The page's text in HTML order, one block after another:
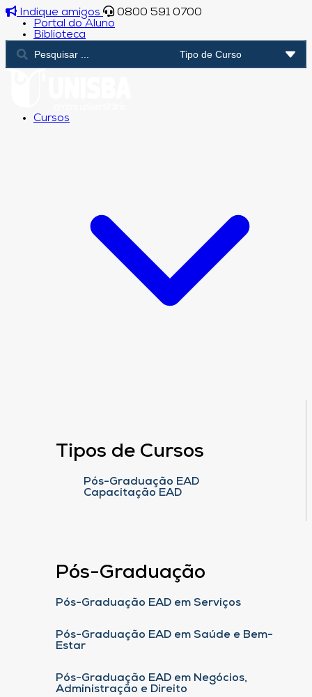
Indique amigos
0800 591 0700
Portal do Aluno
Biblioteca
Cursos
Tipos de Cursos
Pós-Graduação EAD
Capacitação EAD
Pós-Graduação
Pós-Graduação EAD em Serviços
Pós-Graduação EAD em Saúde e Bem-
Estar
Pós-Graduação EAD em Negócios,
Administração e Direito